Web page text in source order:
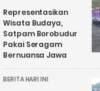
Representasikan
Wisata Budaya,
Satpam Borobudur
Pakai Seragam
Bernuansa Jawa
BERITA HARI INI